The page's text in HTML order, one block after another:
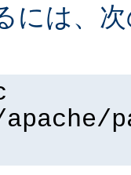
には、